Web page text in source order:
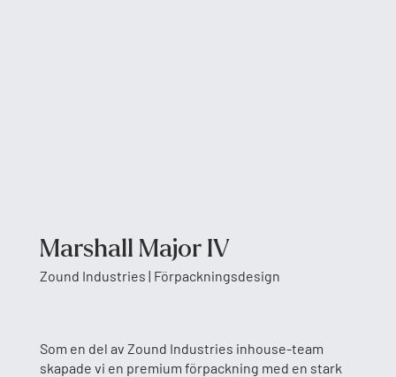
Marshall Major IV
Zound Industries | Förpackningsdesign
Som en del av Zound Industries inhouse-team
skapade vi en premium förpackning med en stark